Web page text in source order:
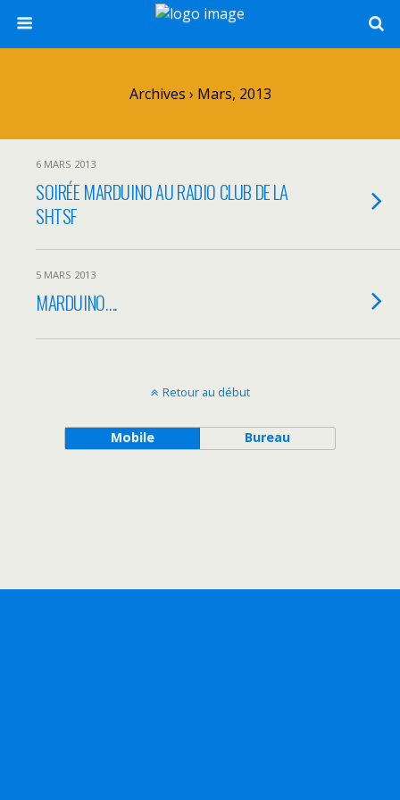
Archives › Mars, 2013
6 MARS 2013
SOIRÉE MARDUINO AU RADIO CLUB DE LA
SHTSF
5 MARS 2013
MARDUINO….
Retour au début
Mobile Bureau